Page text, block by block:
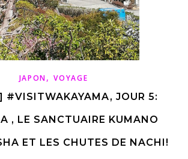
JAPON,VOYAGE
#VISITWAKAYAMA, JOUR 5:
, LE SANCTUAIRE KUMANO
ET LES CHUTES DE NACHI!